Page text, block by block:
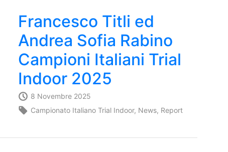
Francesco Titli ed
Andrea Sofia Rabino
Campioni Italiani Trial
Indoor 2025
8 Novembre 2025
Campionato Italiano Trial Indoor, News, Report